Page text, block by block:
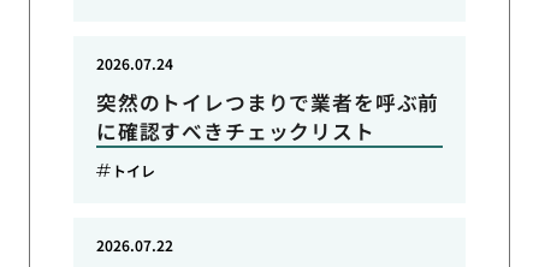
突然のトイレつまりで業者を呼ぶ前
に確認すべきチェックリスト
2026.07.24
トイレ
2026.07.22